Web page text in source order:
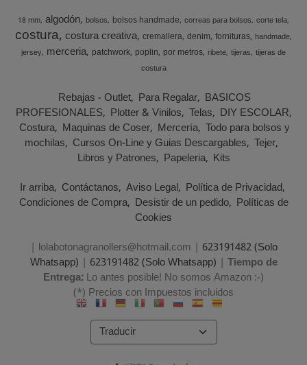
18 mm algodón bolsos bolsos handmade correas para bolsos corte tela
costura costura creativa cremallera denim fornituras handmade
jersey merceria patchwork poplin por metros ribete tijeras tijeras de
costura
Rebajas - Outlet Para Regalar BASICOS
PROFESIONALES Plotter & Vinilos Telas DIY ESCOLAR
Costura Maquinas de Coser Mercería Todo para bolsos y
mochilas Cursos On-Line y Guias Descargables Tejer
Libros y Patrones Papeleria Kits
Ir arriba Contáctanos Aviso Legal Política de Privacidad
Condiciones de Compra Desistir de un pedido Políticas de
Cookies
| lolabotonagranollers@hotmail.com | 623191482 (Solo
Whatsapp) | 623191482 (Solo Whatsapp) | Tiempo de
Entrega:Lo antes posible! No somos Amazon :-)
(*) Precios con Impuestos incluidos